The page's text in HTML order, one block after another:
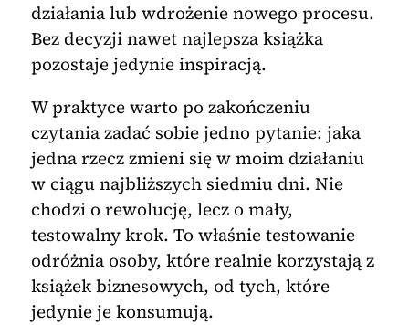
działania lub wdrożenie nowego procesu.
Bez decyzji nawet najlepsza książka
pozostaje jedynie inspiracją.
W praktyce warto po zakończeniu
czytania zadać sobie jedno pytanie: jaka
jedna rzecz zmieni się w moim działaniu
w ciągu najbliższych siedmiu dni. Nie
chodzi o rewolucję, lecz o mały,
testowalny krok. To właśnie testowanie
odróżnia osoby, które realnie korzystają z
książek biznesowych, od tych, które
jedynie je konsumują.